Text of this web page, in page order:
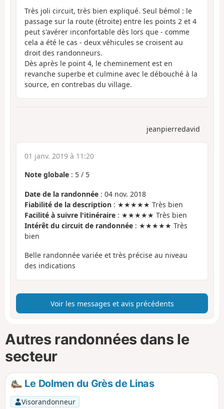
Très joli circuit, très bien expliqué. Seul bémol : le
passage sur la route (étroite) entre les points 2 et 4
peut s'avérer inconfortable dès lors que - comme
cela a été le cas - deux véhicules se croisent au
droit des randonneurs.
Dès après le point 4, le cheminement est en
revanche superbe et culmine avec le débouché à la
source, en contrebas du village.
jeanpierredavid
01 janv. 2019 à 11:20
Note globale : 5 / 5
Date de la randonnée : 04 nov. 2018
Fiabilité de la description : ★★★★★ Très bien
Facilité à suivre l'itinéraire : ★★★★★ Très bien
Intérêt du circuit de randonnée : ★★★★★ Très
bien
Belle randonnée variée et très précise au niveau
des indications
Voir les messages et avis précédents
Autres randonnées dans le
secteur
Le Dolmen du Grès de Linas
Visorandonneur